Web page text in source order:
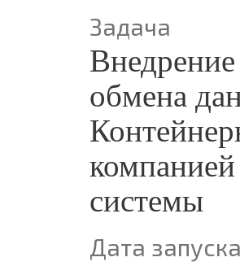
Задача
обмена
системы
Дата